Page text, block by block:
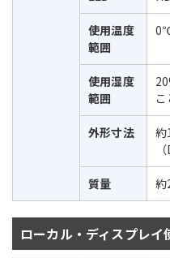
使用温度
範囲
使用湿度
範囲
こ
外形寸法
質量 約
ローカル・ディスプレイ